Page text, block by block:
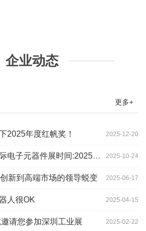
企业动态
更多+
2025-12-20
2025年度红帆奖！
2025-10-24
元器件展时间:2025年10月28-
2025-06-17
新到高端市场的领导蜕变
2025-04-15
人很OK
2025-02-22
请您参加深圳工业展